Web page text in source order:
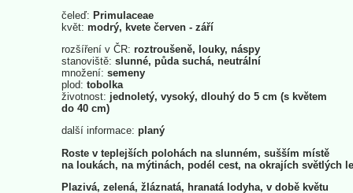
čeleď: Primulaceae
květ: modrý, kvete červen - září
rozšíření v ČR: roztroušeně, louky, náspy
stanoviště: slunné, půda suchá, neutrální
množení: semeny
plod: tobolka
životnost: jednoletý, vysoký, dlouhý do 5 cm (s květem
do 40 cm)
další informace: planý
Roste v teplejších polohách na slunném, sušším místě
na loukách, na mýtinách, podél cest, na okrajích světlých
Plazivá, zelená, žláznatá, hranatá lodyha, v době květu